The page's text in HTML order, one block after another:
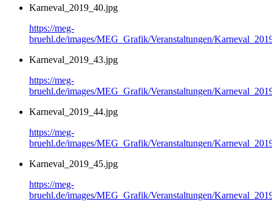
Karneval_2019_40.jpg
https://meg-
bruehl.de/images/MEG_Grafik/Veranstaltungen/
Karneval_2019_43.jpg
https://meg-
bruehl.de/images/MEG_Grafik/Veranstaltungen/
Karneval_2019_44.jpg
https://meg-
bruehl.de/images/MEG_Grafik/Veranstaltungen/
Karneval_2019_45.jpg
https://meg-
bruehl.de/images/MEG_Grafik/Veranstaltungen/